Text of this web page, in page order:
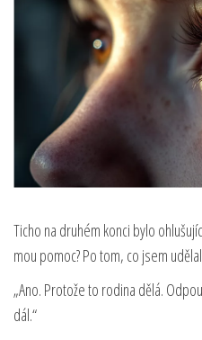
Ticho na druhém konci bylo
mou pomoc? Po tom, co jsem
„Ano. Protože to rodina dělá.
dál.“